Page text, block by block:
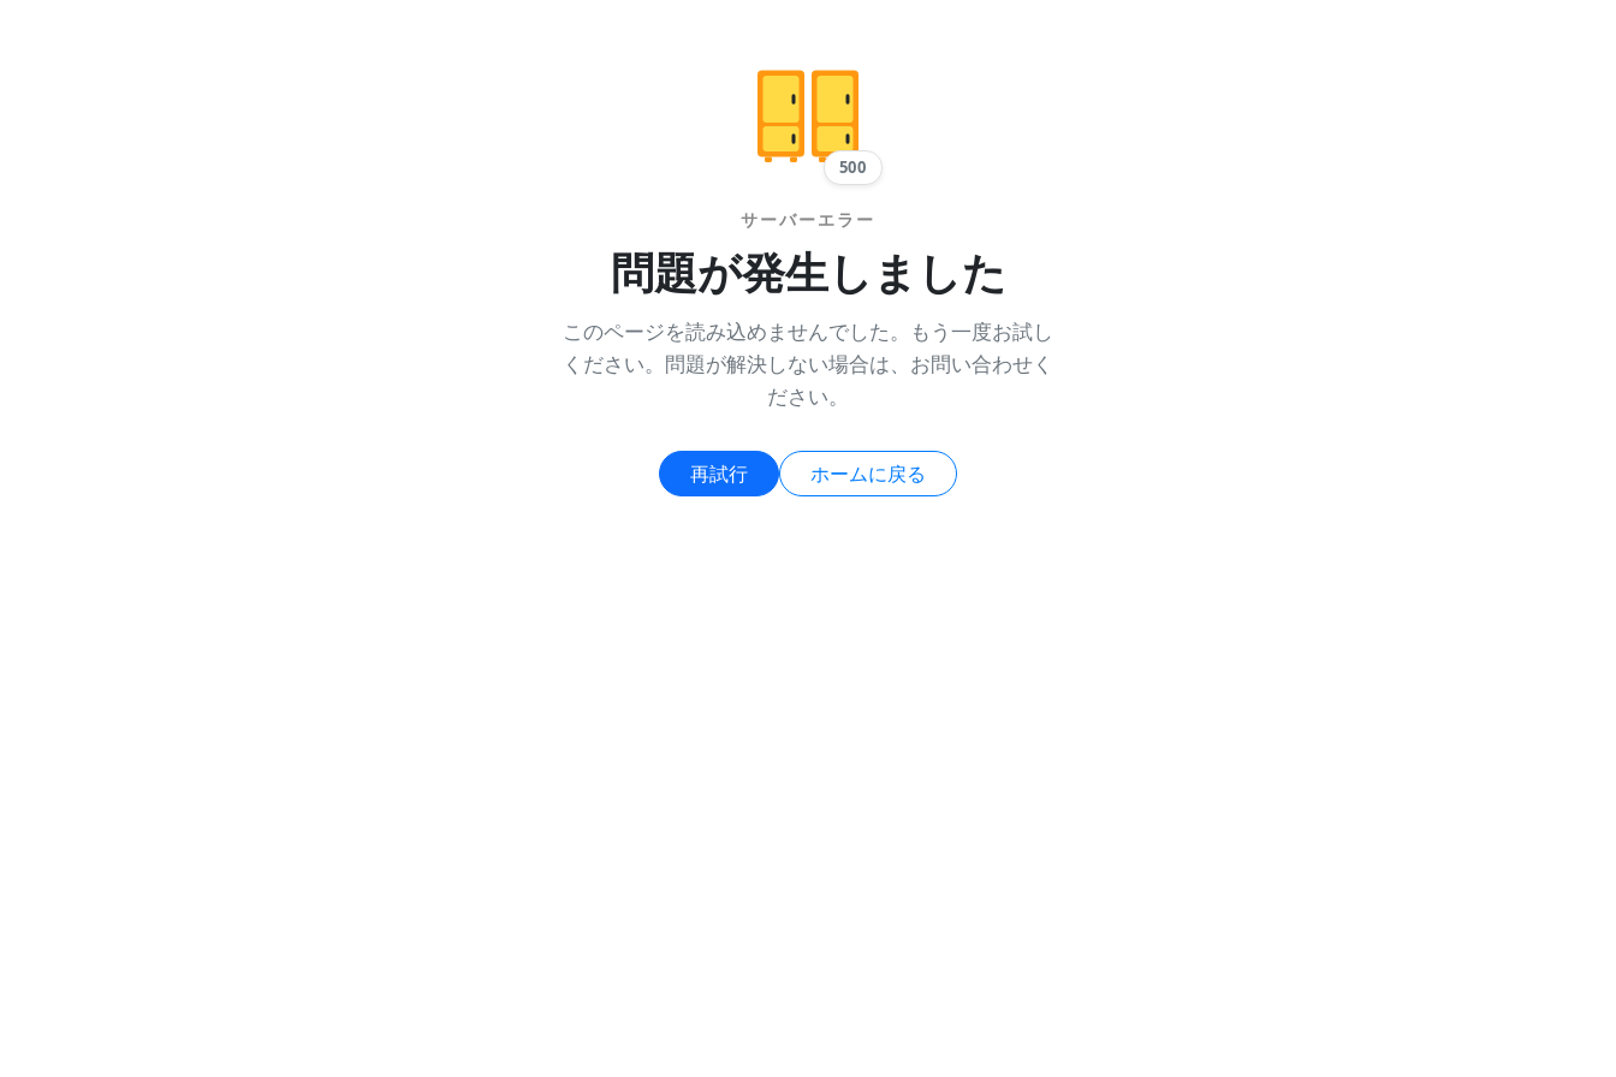
500
サーバーエラー
問題が発生しました
このページを読み込めませんでした。もう一度お試し
ください。問題が解決しない場合は、お問い合わせく
ださい。
再試行 ホームに戻る